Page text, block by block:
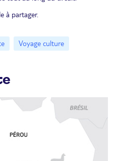
à partager.
Voyage culture